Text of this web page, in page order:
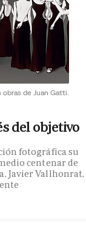
obras de Juan Gatti.
del objetivo
fotográfica su
centenar de
Javier Vallhonrat,